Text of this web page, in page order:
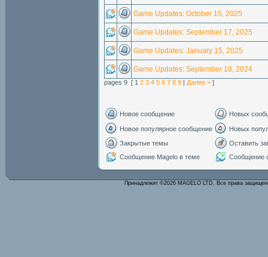
Game Updates: October 15, 2025
Game Updates: September 17, 2025
Game Updates: January 15, 2025
Game Updates: September 18, 2024
pages 9 [ 1 2 3 4 5 6 7 8 9 | Далее > ]
Новое сообщение Новых
Новое популярное сообщение
Новых
Закрытые темы
Оставить
Сообщение Magelo в теме
Сообщение
Принадлежит ©2026 MAGELO LTD. Все права